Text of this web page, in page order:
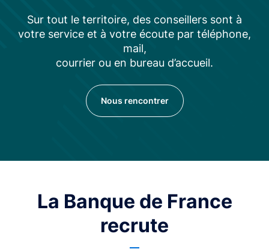
Sur tout le territoire, des conseillers sont à
votre service et à votre écoute par téléphone,
mail,
courrier ou en bureau d’accueil.
Nous rencontrer
La Banque de France
recrute